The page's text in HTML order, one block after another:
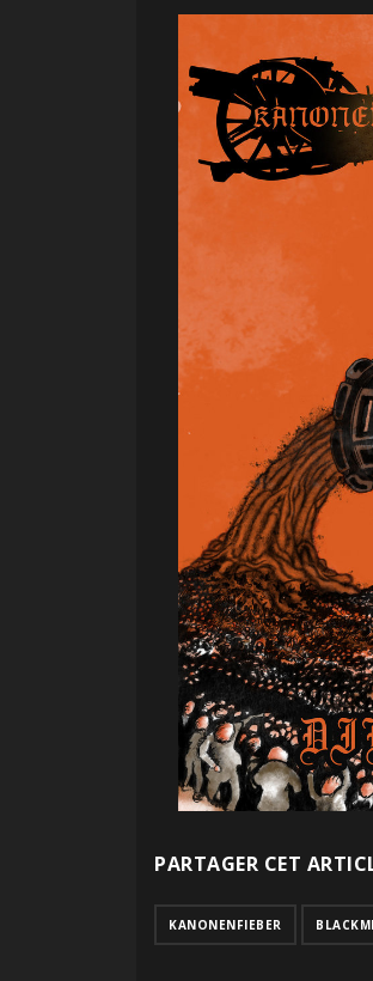
PARTAGER CET
KANONENFIEBER